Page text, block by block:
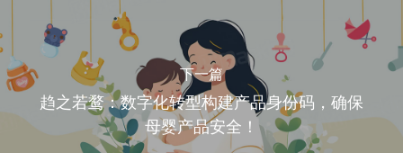
下一篇
趋之若鹜：数字化转型构建产品身份码，确保
母婴产品安全！